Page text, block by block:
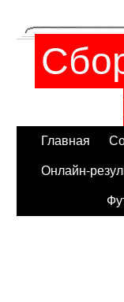
Главная
Онлайн-